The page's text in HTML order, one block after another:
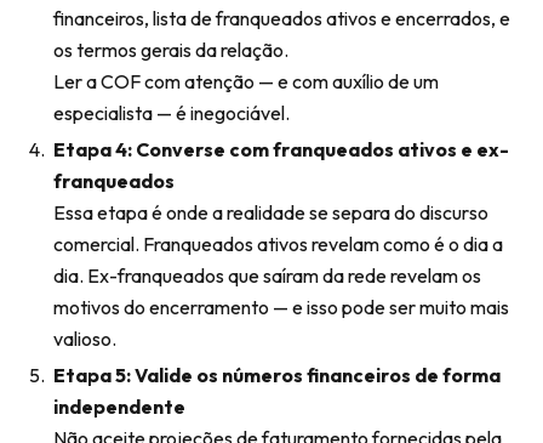
financeiros, lista de franqueados ativos e encerrados, e
os termos gerais da relação.
Ler a COF com atenção — e com auxílio de um
especialista — é inegociável.
Etapa 4: Converse com franqueados ativos e ex-
franqueados
Essa etapa é onde a realidade se separa do discurso
comercial. Franqueados ativos revelam como é o dia a
dia. Ex-franqueados que saíram da rede revelam os
motivos do encerramento — e isso pode ser muito mais
valioso.
Etapa 5: Valide os números financeiros de forma
independente
Não aceite projeções de faturamento fornecidas pela